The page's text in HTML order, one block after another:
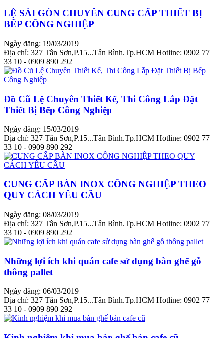
LỆ SÀI GÒN CHUYÊN CUNG CẤP THIẾT BỊ
BẾP CÔNG NGHIỆP
Ngày đăng: 19/03/2019
Địa chỉ: 327 Tân Sơn,P.15...Tân Bình.Tp.HCM Hotline: 0902 77
33 10 - 0909 890 292
Đồ Cũ Lệ Chuyên Thiết Kế, Thi Công Lắp Đặt
Thiết Bị Bếp Công Nghiệp
Ngày đăng: 15/03/2019
Địa chỉ: 327 Tân Sơn,P.15...Tân Bình.Tp.HCM Hotline: 0902 77
33 10 - 0909 890 292
CUNG CẤP BÀN INOX CÔNG NGHIỆP THEO
QUY CÁCH YÊU CẦU
Ngày đăng: 08/03/2019
Địa chỉ: 327 Tân Sơn,P.15...Tân Bình.Tp.HCM Hotline: 0902 77
33 10 - 0909 890 292
Những lợi ích khi quán cafe sử dụng bàn ghế gỗ
thông pallet
Ngày đăng: 06/03/2019
Địa chỉ: 327 Tân Sơn,P.15...Tân Bình.Tp.HCM Hotline: 0902 77
33 10 - 0909 890 292